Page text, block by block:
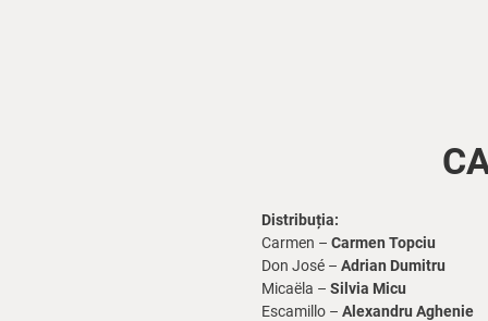
Distribuția:
Carmen – Carmen Topciu
Don José – Adrian Dumitru
Micaëla – Silvia Micu
Escamillo – Alexandru Aghenie